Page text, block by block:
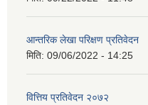
आन्तरिक लेखा परिक्षण प्रतिवेदन
मिति: 09/06/2022 - 14:25
वित्तिय प्रतिवेदन २०७२